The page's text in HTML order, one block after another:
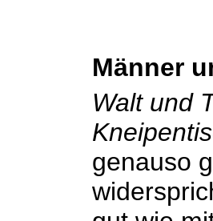
Männer
Walt und
genauso